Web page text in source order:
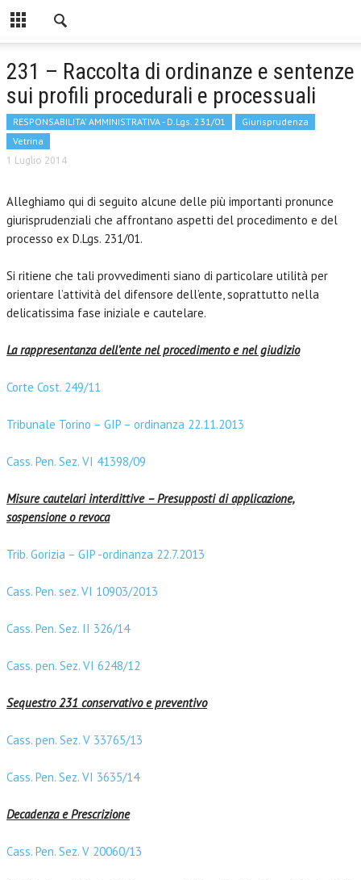
231 – Raccolta di ordinanze e sentenze
sui profili procedurali e processuali
RESPONSABILITA' AMMINISTRATIVA - D.Lgs. 231/01
Giurisprudenza
Vetrina
1 Luglio 2014
Alleghiamo qui di seguito alcune delle più importanti pronunce
giurisprudenziali che affrontano aspetti del procedimento e del
processo ex D.Lgs. 231/01.
Si ritiene che tali provvedimenti siano di particolare utilità per
orientare l’attività del difensore dell’ente, soprattutto nella
delicatissima fase iniziale e cautelare.
La rappresentanza dell’ente nel procedimento e nel giudizio
Corte Cost. 249/11
Tribunale Torino – GIP – ordinanza 22.11.2013
Cass. Pen. Sez. VI 41398/09
Misure cautelari interdittive – Presupposti di applicazione,
sospensione o revoca
Trib. Gorizia – GIP -ordinanza 22.7.2013
Cass. Pen. sez. VI 10903/2013
Cass. Pen. Sez. II 326/14
Cass. pen. Sez. VI 6248/12
Sequestro 231 conservativo e preventivo
Cass. pen. Sez. V 33765/13
Cass. Pen. Sez. VI 3635/14
Decadenza e Prescrizione
Cass. Pen. Sez. V 20060/13